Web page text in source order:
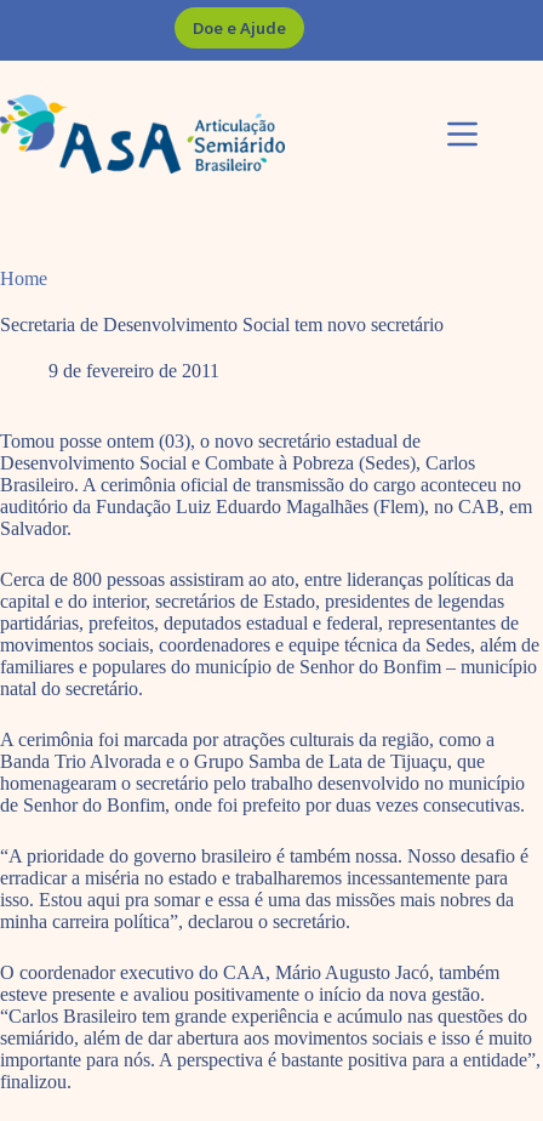
Doe e Ajude
Home
Secretaria de Desenvolvimento Social tem novo secretário
9 de fevereiro de 2011
Tomou posse ontem (03), o novo secretário estadual de
Desenvolvimento Social e Combate à Pobreza (Sedes), Carlos
Brasileiro. A cerimônia oficial de transmissão do cargo aconteceu no
auditório da Fundação Luiz Eduardo Magalhães (Flem), no CAB, em
Salvador.
Cerca de 800 pessoas assistiram ao ato, entre lideranças políticas da
capital e do interior, secretários de Estado, presidentes de legendas
partidárias, prefeitos, deputados estadual e federal, representantes de
movimentos sociais, coordenadores e equipe técnica da Sedes, além de
familiares e populares do município de Senhor do Bonfim – município
natal do secretário.
A cerimônia foi marcada por atrações culturais da região, como a
Banda Trio Alvorada e o Grupo Samba de Lata de Tijuaçu, que
homenagearam o secretário pelo trabalho desenvolvido no município
de Senhor do Bonfim, onde foi prefeito por duas vezes consecutivas.
“A prioridade do governo brasileiro é também nossa. Nosso desafio é
erradicar a miséria no estado e trabalharemos incessantemente para
isso. Estou aqui pra somar e essa é uma das missões mais nobres da
minha carreira política”, declarou o secretário.
O coordenador executivo do CAA, Mário Augusto Jacó, também
esteve presente e avaliou positivamente o início da nova gestão.
“Carlos Brasileiro tem grande experiência e acúmulo nas questões do
semiárido, além de dar abertura aos movimentos sociais e isso é muito
importante para nós. A perspectiva é bastante positiva para a entidade”,
finalizou.